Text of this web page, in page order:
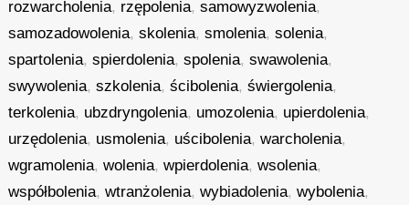
rozwarcholenia, rzępolenia,samowyzwolenia,
samozadowolenia,skolenia,smolenia,solenia,
spartolenia,spierdolenia,spolenia,swawolenia,
swywolenia,szkolenia,ścibolenia,świergolenia,
terkolenia, ubzdryngolenia, umozolenia, upierdolenia,
urzędolenia, usmolenia, uścibolenia,warcholenia,
wgramolenia,wolenia,wpierdolenia,wsolenia,
współbolenia,wtranżolenia,wybiadolenia,wybolenia,